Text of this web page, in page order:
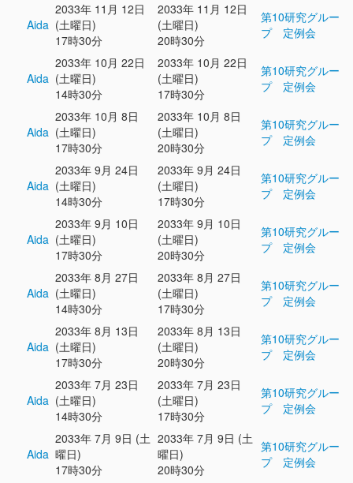
Aida
2033年 11月 12日
(土曜日)
17時30分
2033年 11月 12日
(土曜日)
20時30分
第10研究グルー
プ 定例会
Aida
2033年 10月 22日
(土曜日)
14時30分
2033年 10月 22日
(土曜日)
17時30分
第10研究グルー
プ 定例会
Aida
2033年 10月 8日
(土曜日)
17時30分
2033年 10月 8日
(土曜日)
20時30分
第10研究グルー
プ 定例会
Aida
2033年 9月 24日
(土曜日)
14時30分
2033年 9月 24日
(土曜日)
17時30分
第10研究グルー
プ 定例会
Aida
2033年 9月 10日
(土曜日)
17時30分
2033年 9月 10日
(土曜日)
20時30分
第10研究グルー
プ 定例会
Aida
2033年 8月 27日
(土曜日)
14時30分
2033年 8月 27日
(土曜日)
17時30分
第10研究グルー
プ 定例会
Aida
2033年 8月 13日
(土曜日)
17時30分
2033年 8月 13日
(土曜日)
20時30分
第10研究グルー
プ 定例会
Aida
2033年 7月 23日
(土曜日)
14時30分
2033年 7月 23日
(土曜日)
17時30分
第10研究グルー
プ 定例会
Aida
2033年 7月 9日 (土
曜日)
17時30分
2033年 7月 9日 (土
曜日)
20時30分
第10研究グルー
プ 定例会